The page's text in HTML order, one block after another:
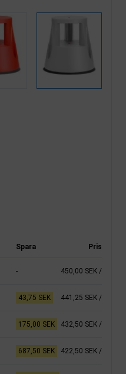
Spara Pris
- 450,00 SEK /
43,75 SEK 441,25 SEK /
175,00 SEK 432,50 SEK /
687,50 SEK 422,50 SEK /